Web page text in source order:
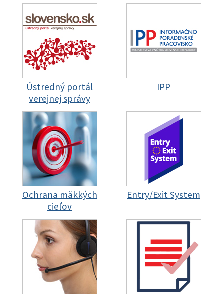
Ústredný portál
verejnej správy
IPP
Ochrana mäkkých
cieľov
Entry/Exit System